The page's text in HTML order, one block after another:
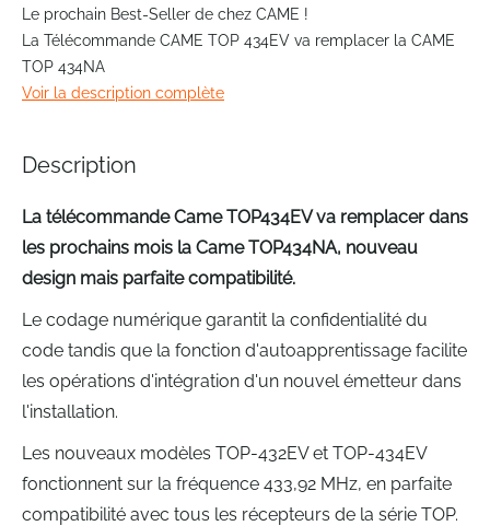
to
the
of
the
Le prochain Best-Seller de chez CAME !
La Télécommande CAME TOP 434EV va remplacer la CAME
TOP 434NA
Voir la description complète
Description
La télécommande Came TOP434EV va remplacer dans
les prochains mois la Came TOP434NA, nouveau
design mais parfaite compatibilité.
Le codage numérique garantit la confidentialité du
code tandis que la fonction d'autoapprentissage facilite
les opérations d'intégration d'un nouvel émetteur dans
l'installation.
Les nouveaux modèles TOP-432EV et TOP-434EV
fonctionnent sur la fréquence 433,92 MHz, en parfaite
compatibilité avec tous les récepteurs de la série TOP.